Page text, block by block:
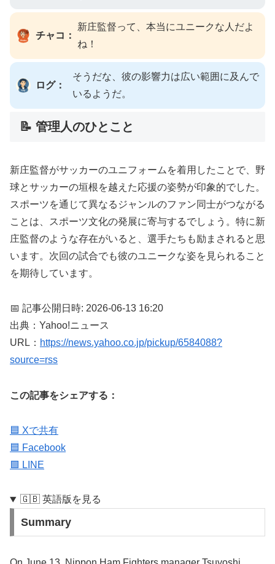
チャコ：
新庄監督って、本当にユニークな人だよ
ね！
ログ：
そうだな、彼の影響力は広い範囲に及んで
いるようだ。
📝 管理人のひとこと
新庄監督がサッカーのユニフォームを着用したことで、野
球とサッカーの垣根を越えた応援の姿勢が印象的でした。
スポーツを通じて異なるジャンルのファン同士がつながる
ことは、スポーツ文化の発展に寄与するでしょう。特に新
庄監督のような存在がいると、選手たちも励まされると思
います。次回の試合でも彼のユニークな姿を見られること
を期待しています。
📅 記事公開日時: 2026-06-13 16:20
出典：Yahoo!ニュース
URL： https://news.yahoo.co.jp/pickup/6584088?
source=rss
この記事をシェアする：
🟦 Xで共有
🟦 Facebook
🟩 LINE
🇬🇧 英語版を見る
Summary